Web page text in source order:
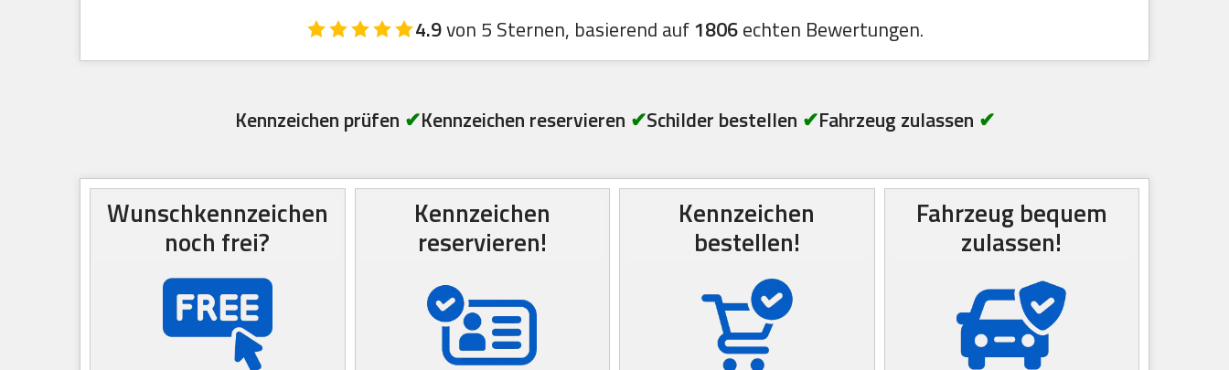
4.9von 5 Sternen, basierend auf1806echten Bewertungen.
Kennzeichen prüfen ✔Kennzeichen reservieren ✔Schilder bestellen ✔Fahrzeug zulassen ✔
Wunschkennzeichen
noch frei?
Kennzeichen
reservieren!
Kennzeichen
bestellen!
Fahrzeug bequem
zulassen!